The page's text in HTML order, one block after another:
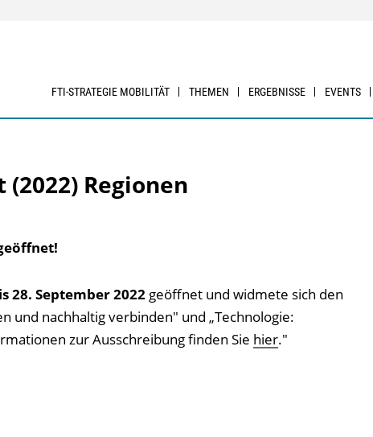
FTI-STRATEGIE MOBILITÄT THEMEN ERGEBNISSE EVENTS
Regionen
28. September 2022geöffnet und widmete sich den
und nachhaltig verbinden" und „Technologie:
zur Ausschreibung finden Sie hier."